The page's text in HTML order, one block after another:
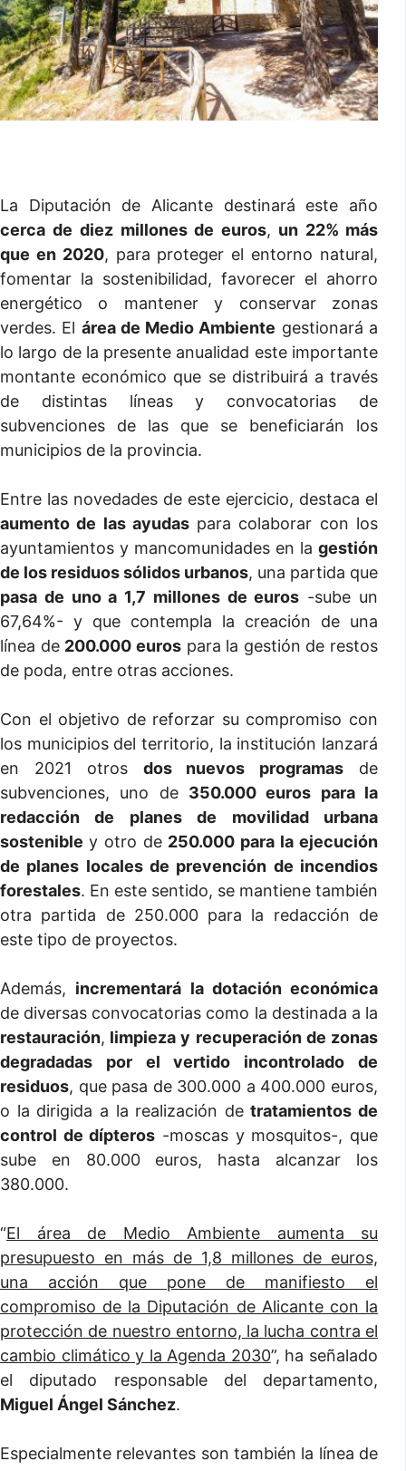
La Diputación de Alicante destinará este año
cerca de diez millones de euros, un 22% más
que en 2020, para proteger el entorno natural,
fomentar la sostenibilidad, favorecer el ahorro
energético o mantener y conservar zonas
verdes. El área de Medio Ambiente gestionará a
lo largo de la presente anualidad este importante
montante económico que se distribuirá a través
de distintas líneas y convocatorias de
subvenciones de las que se beneficiarán los
municipios de la provincia.
Entre las novedades de este ejercicio, destaca el
aumento de las ayudaspara colaborar con los
ayuntamientos y mancomunidades en la gestión
de los residuos sólidos urbanos, una partida que
pasa de uno a 1,7 millones de euros -sube un
67,64%- y que contempla la creación de una
línea de 200.000 eurospara la gestión de restos
de poda, entre otras acciones.
Con el objetivo de reforzar su compromiso con
los municipios del territorio, la institución lanzará
en 2021 otros dos nuevos programas de
subvenciones, uno de 350.000 euros para la
redacción de planes de movilidad urbana
sostenible y otro de 250.000 para la ejecución
de planes locales de prevención de incendios
forestales. En este sentido, se mantiene también
otra partida de 250.000 para la redacción de
este tipo de proyectos.
Además, incrementará la dotación económica
de diversas convocatorias como la destinada a la
restauración, limpieza y recuperación de zonas
degradadas por el vertido incontrolado de
residuos, que pasa de 300.000 a 400.000 euros,
o la dirigida a la realización detratamientos de
control de dípteros -moscas y mosquitos-, que
sube en 80.000 euros, hasta alcanzar los
380.000.
“El área de Medio Ambiente aumenta su
presupuesto en más de 1,8 millones de euros,
una acción que pone de manifiesto el
compromiso de la Diputación de Alicante con la
protección de nuestro entorno, la lucha contra el
cambio climático y la Agenda 2030”, ha señalado
el diputado responsable del departamento,
Miguel Ángel Sánchez.
Especialmente relevantes son también la línea de